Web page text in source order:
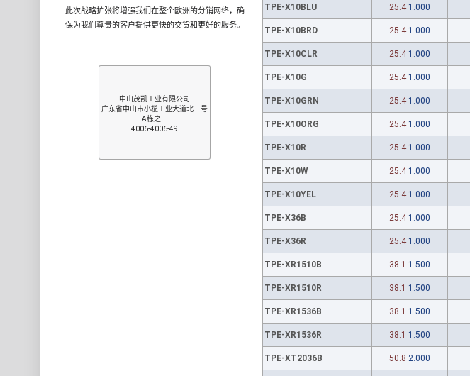
TPE-X10BLU 25.4 1.000
TPE-X10BRD 25.4 1.000
TPE-X10CLR 25.4 1.000
TPE-X10G 25.4 1.000
TPE-X10GRN 25.4 1.000
TPE-X10ORG 25.4 1.000
TPE-X10R 25.4 1.000
TPE-X10W 25.4 1.000
TPE-X10YEL 25.4 1.000
TPE-X36B 25.4 1.000
TPE-X36R 25.4 1.000
TPE-XR1510B 38.1 1.500
TPE-XR1510R 38.1 1.500
TPE-XR1536B 38.1 1.500
TPE-XR1536R 38.1 1.500
TPE-XT2036B 50.8 2.000
此次战略扩张将增强我们在整个欧洲的分销网络，确
保为我们尊贵的客户提供更快的交货和更好的服务。
中山茂凯工业有限公司
广东省中山市小榄工业大道北三号
A栋之一
4006-4006-49